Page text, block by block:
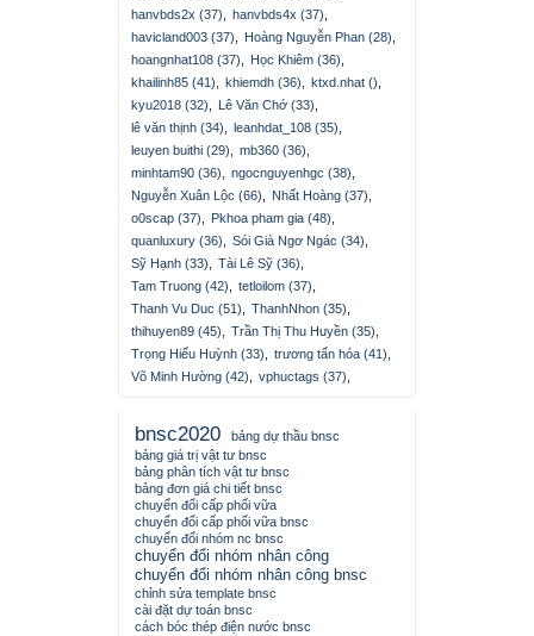
hanvbds2x (37)
hanvbds4x (37)
havicland003 (37)
Hoàng Nguyễn Phan (28)
hoangnhat108 (37)
Học Khiêm (36)
khailinh85 (41)
khiemdh (36) ktxd.nhat ()
kyu2018 (32)
Lê Văn Chớ (33)
lê văn thịnh (34)
leanhdat_108 (35)
leuyen buithi (29)
mb360 (36)
minhtam90 (36)
ngocnguyenhgc (38)
Nguyễn Xuân Lộc (66)
Nhất Hoàng (37)
o0scap (37)
Pkhoa pham gia (48)
quanluxury (36)
Sói Già Ngơ Ngác (34)
Sỹ Hạnh (33)
Tài Lê Sỹ (36)
Tam Truong (42)
tetloilom (37)
Thanh Vu Duc (51)
ThanhNhon (35)
thihuyen89 (45)
Trần Thị Thu Huyền (35)
Trọng Hiếu Huỳnh (33)
trương tấn hóa (41)
Võ Minh Hường (42)
vphuctags (37)
bnsc2020
bảng dự thầu bnsc
bảng giá trị vật tư bnsc
bảng phân tích vật tư bnsc
bảng đơn giá chi tiết bnsc
chuyển đổi cấp phối vữa
chuyển đổi cấp phối vữa bnsc
chuyển đổi nhóm nc bnsc
chuyển đổi nhóm nhân công
chuyển đổi nhóm nhân công bnsc
chỉnh sửa template bnsc
cài đặt dự toán bnsc
cách bóc thép điện nước bnsc